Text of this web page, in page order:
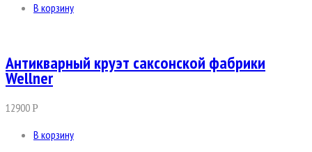
В корзину
Антикварный круэт саксонской фабрики
Wellner
12900Р
В корзину